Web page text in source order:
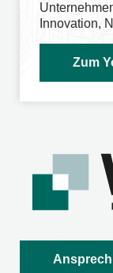
Innovation,
Zum